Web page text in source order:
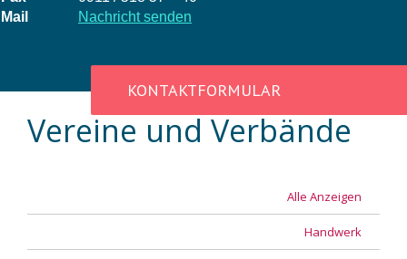
Mail
Nachricht senden
KONTAKTFORMULAR
Vereine und Verbände
Alle Anzeigen
Handwerk